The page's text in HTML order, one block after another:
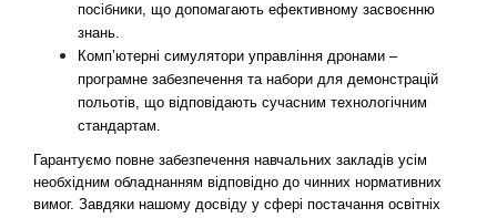
посібники, що допомагають ефективному засвоєнню
знань.
Комп’ютерні симулятори управління дронами –
програмне забезпечення та набори для демонстрацій
польотів, що відповідають сучасним технологічним
стандартам.
Гарантуємо повне забезпечення навчальних закладів усім
необхідним обладнанням відповідно до чинних нормативних
вимог. Завдяки нашому досвіду у сфері постачання освітніх